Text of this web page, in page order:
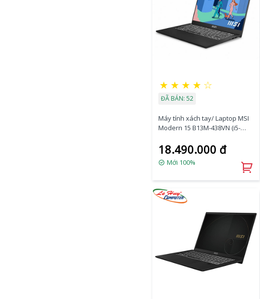
★ ★ ★ ★ ☆
ĐÃ BÁN: 52
Máy tính xách tay/ Laptop MSI
Modern 15 B13M-438VN (i5-
8GB/SSD 512GB/15.6 Inch IPS
FHD)
18.490.000 đ
Mới 100%